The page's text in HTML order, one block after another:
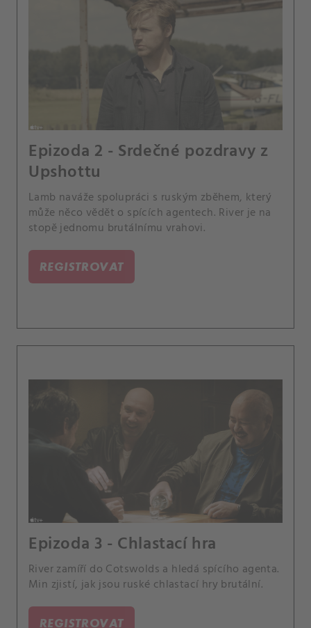
Epizoda 2 - Srdečné pozdravy z
Upshottu
Lamb naváže spolupráci s ruským zběhem, který
může něco vědět o spících agentech. River je na
stopě jednomu brutálnímu vrahovi.
REGISTROVAT
Epizoda 3 - Chlastací hra
River zamíří do Cotswolds a hledá spícího agenta.
Min zjistí, jak jsou ruské chlastací hry brutální.
REGISTROVAT